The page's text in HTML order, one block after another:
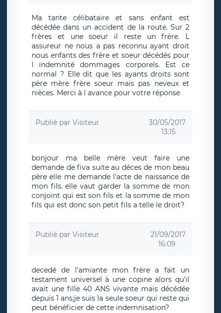
Ma tante célibataire et sans enfant est
décédée dans un accident de la route. Sur 2
frères et une soeur il reste un frère. L
assureur ne nous a pas reconnu ayant droit
nous enfants des frère et soeur décédés pour
l indemnité dommages corporels. Est ce
normal ? Elle dit que les ayants droits sont
père mère frère soeur mais pas neveux et
nièces. Merci à l avance pour votre réponse
Publié par Visiteur
30/05/2017
13:15
bonjour ma belle mère veut faire une
demande de fiva suite au déces de mon beau
père elle me demande l'acte de naissance de
mon fils. elle vaut garder la somme de mon
conjoint qui est son fils et la somme de mon
fils qui est donc son petit fils a telle le droit?
Publié par Visiteur
21/09/2017
16:09
decedé de l'amiante mon frère a fait un
testament universel à une copine alors qu'il
avait une fille 40 ANS vivante mais décédée
depuis 1 ans;je suis la seule soeur qui reste qui
peut bénéficier de cette indemnisation?